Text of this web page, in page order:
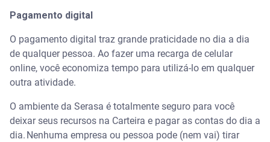
Pagamento digital
O pagamento digital traz grande praticidade no dia a dia
de qualquer pessoa. Ao fazer uma recarga de celular
online, você economiza tempo para utilizá-lo em qualquer
outra atividade.
O ambiente da Serasa é totalmente seguro para você
deixar seus recursos na Carteira e pagar as contas do dia a
dia. Nenhuma empresa ou pessoa pode (nem vai) tirar